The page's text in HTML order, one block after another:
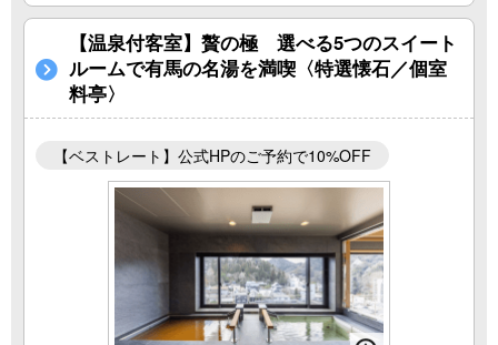
【温泉付客室】贅の極 選べる5つのスイート
ルームで有馬の名湯を満喫〈特選懐石／個室
料亭〉
【ベストレート】公式HPのご予約で10%OFF